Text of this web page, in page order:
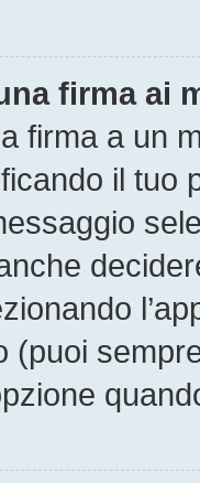
firma ai
firma a un
il tuo
(puoi